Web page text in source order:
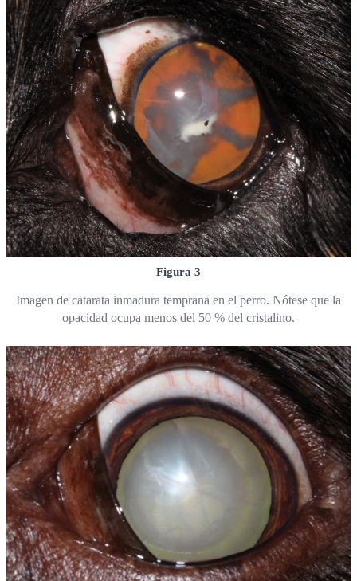
Figura 3
Imagen de catarata inmadura temprana en el perro. Nótese que la
opacidad ocupa menos del 50 % del cristalino.